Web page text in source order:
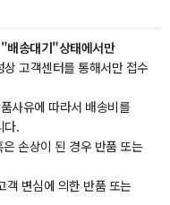
"배송대기"상태에서만
고객센터를 통해서만 접수
사유에 따라서 배송비를
다.
손상이 된 경우 반품 또는
객 변심에 의한 반품 또는